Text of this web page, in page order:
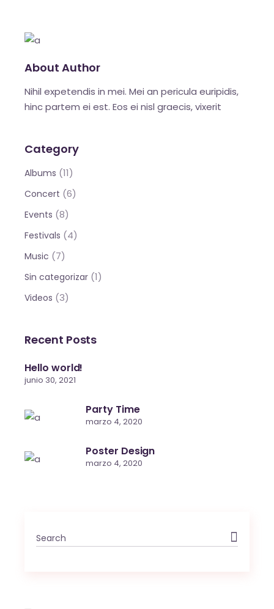
About Author
Nihil expetendis in mei. Mei an pericula euripidis,
hinc partem ei est. Eos ei nisl graecis, vixerit
Category
Albums (11)
Concert (6)
Events (8)
Festivals (4)
Music (7)
Sin categorizar (1)
Videos (3)
Recent Posts
Hello world!
junio 30, 2021
Party Time
marzo 4, 2020
Poster Design
marzo 4, 2020